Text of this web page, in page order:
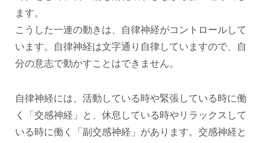
ます。
こうした一連の動きは、自律神経がコントロールして
います。自律神経は文字通り自律していますので、自
分の意志で動かすことはできません。
自律神経には、活動している時や緊張している時に働
く「交感神経」と、休息している時やリラックスして
いる時に働く「副交感神経」があります。交感神経と